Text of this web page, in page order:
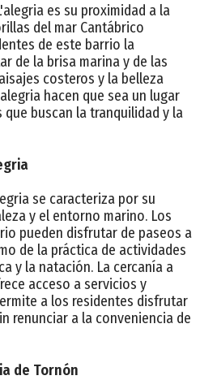
es su proximidad a la
del mar Cantábrico
de este barrio la
de la brisa marina y de las
costeros y la belleza
hacen que sea un lugar
buscan la tranquilidad y la
se caracteriza por su
y el entorno marino. Los
pueden disfrutar de paseos a
de la práctica de actividades
y la natación. La cercanía a
acceso a servicios y
a los residentes disfrutar
renunciar a la conveniencia de
de Tornón